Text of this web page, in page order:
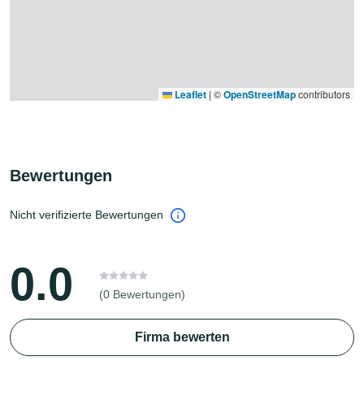
Leaflet | ©OpenStreetMapcontributors
Bewertungen
Nicht verifizierte Bewertungen
0.0 (0 Bewertungen)
Firma bewerten